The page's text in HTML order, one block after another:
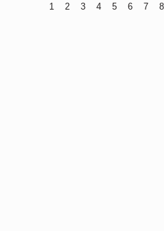
1 2 3 4 5 6 7 8